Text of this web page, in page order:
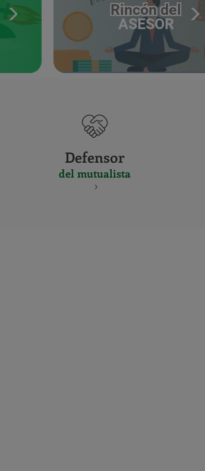
Rincón del
ASESOR
Defensor
del mutualista